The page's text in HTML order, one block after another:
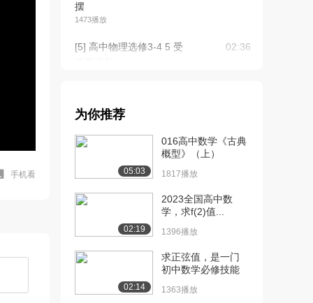
手机看
摆
1473播放
[5] 高中物理选修3-4 5 受
02:36
的产生和...
[7] 高中物理选修3-4 7 波
的频率、...
[8] 高中物理选修3-4 8 波
的图形、...
[9] 高中物理选修3-4 9 波
02:31
为你推荐
05:03
016高中数学《古典
概型》（上）
1817播放
02:19
2023全国高中数
学，求f(2)值...
1396播放
02:14
求正弦值，是一门
初中数学必修技能
1363播放